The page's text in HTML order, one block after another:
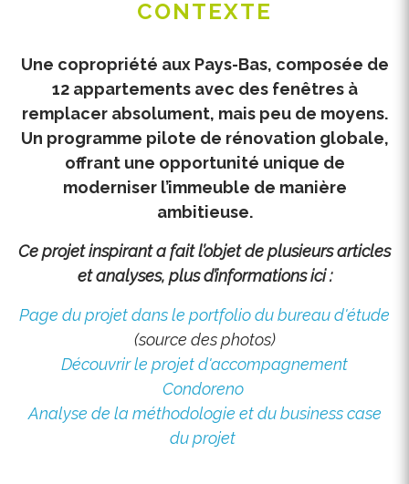
CONTEXTE
Une copropriété aux Pays-Bas, composée de
12 appartements avec des fenêtres à
remplacer absolument, mais peu de moyens.
Un programme pilote de rénovation globale,
offrant une opportunité unique de
moderniser l’immeuble de manière
ambitieuse.
Ce projet inspirant a fait l’objet de plusieurs articles
et analyses, plus d’informations ici :
Page du projet dans le portfolio du bureau d'étude
(source des photos)
Découvrir le projet d'accompagnement
Condoreno
Analyse de la méthodologie et du business case
du projet